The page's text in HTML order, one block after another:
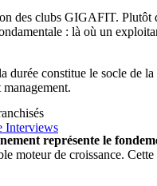
Interviews
des clubs GIGAFIT.
: là où un
durée constitue le socle
représente le
moteur de croissance.